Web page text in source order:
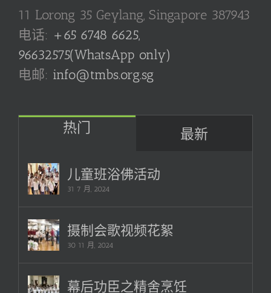
11 Lorong 35 Geylang, Singapore 387943
电话: +65 6748 6625,
96632575(WhatsApp only)
电邮: info@tmbs.org.sg
热门 最新
儿童班浴佛活动
31 7 月, 2024
摄制会歌视频花絮
30 11 月, 2024
幕后功臣之精舍烹饪